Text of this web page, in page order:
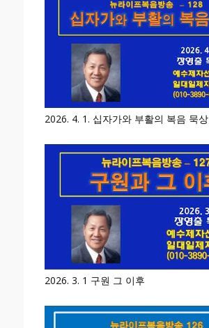
2026. 4. 1. 십자가와 부활의 복음 묵상
2026. 3. 1 구원 그 이후